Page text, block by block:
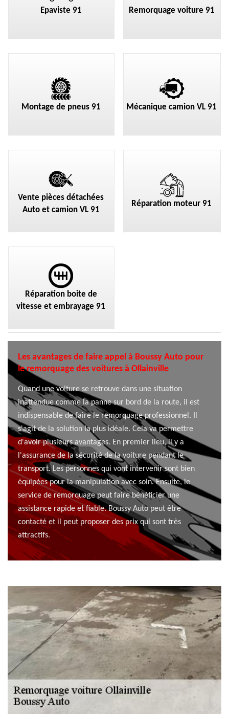
Epaviste 91 Remorquage voiture 91
Montage de pneus 91 Mécanique camion VL 91
Vente pièces détachées
Auto et camion VL 91
Réparation moteur 91
Réparation boite de
vitesse et embrayage 91
Les avantages de faire appel à Boussy Auto pour
le remorquage des voitures à Ollainville
Quand une voiture se retrouve dans une situation
inattendue comme la panne sur bord de la route, il est
indispensable de faire le remorquage professionnel. Il
s'agit de la solution la plus idéale. Cela va permettre
d'avoir plusieurs avantages. En premier lieu, il y a
l'assurance de la sécurité de la voiture pendant le
transport. Les personnes qui vont intervenir sont bien
équipées pour la manipulation avec soin. Ensuite, le
service de remorquage peut faire bénéficier une
assistance rapide et fiable. Boussy Auto peut être
contacté et il peut proposer des prix qui sont très
attractifs.